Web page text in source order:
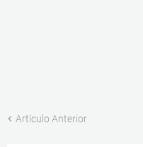
Artículo Anterior